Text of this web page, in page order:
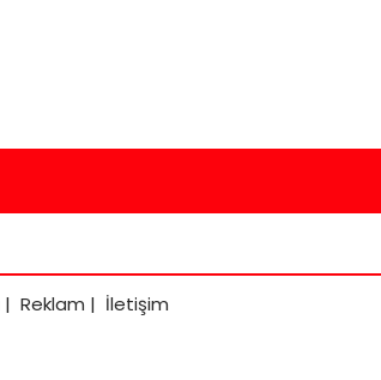
| Reklam | İletişim